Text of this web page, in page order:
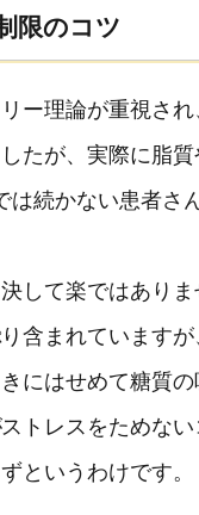
限のコツ
ー理論が重視さ
たが、実際に脂
は続かない患者
して楽ではあり
含まれています
にはせめて糖質
トレスをためない
というわけです。